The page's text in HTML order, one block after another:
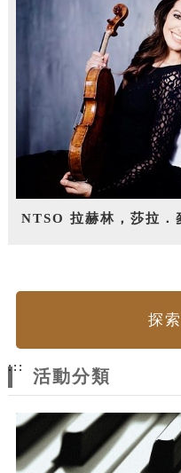
NTSO 拉赫林，莎拉．
探
:::
活動分類